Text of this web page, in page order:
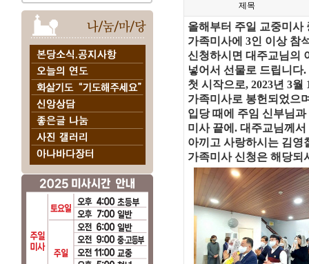
제목
올해부터 주일 교중미사
가족미사에 3인 이상 참
신청하시면 대주교님의
넣어서 선물로 드립니다.
첫 시작으로, 2023년 3
가족미사로 봉헌되었으
입당 때에 주임 신부님
미사 끝에. 대주교님께
아끼고 사랑하시는 김영
가족미사 신청은 해당되